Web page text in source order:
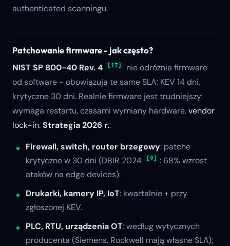
authenticated scanningu.
Patchowanie firmware - jak często?
NIST SP 800-40 Rev. 4
[17]
nie odróżnia firmware
od software - obowiązują te same SLA: KEV 14 dni,
krytyczne 30 dni. Realnie firmware jest trudniejszy:
wymaga restartu, czasami wymiany hardware,vendor
lock-in.Strategia 2026 r.:
Firewall, switch, router brzegowy: patche
krytyczne w 30 dni (DBIR 2024
[9] : 68% wzrost
ataków na edge devices).
Drukarki, kamery IP, IoT: kwartalnie + przy
zgłoszonej KEV.
PLC, RTU, urządzenia OT: według wytycznych
producenta (Siemens, Rockwell mają własne SLA);